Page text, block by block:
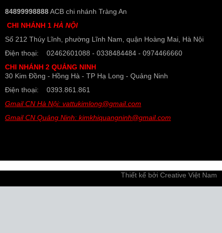
84899998888ACB chi nhánh Tràng An
CHI NHÁNH 1 HÀ NỘI
Số 212 Thúy Lĩnh, phường Lĩnh Nam, quận Hoàng Mai, Hà Nội
Điện thoại: 02462601088 - 0338484484 - 0974466660
CHI NHÁNH 2 QUẢNG NINH
30 Kim Đồng - Hồng Hà - TP Hạ Long - Quảng Ninh
Điện thoại: 0393.861.861
Gmail CN Hà Nội: vattukimlong@gmail.com
Gmail CN Quảng Ninh: kimkhiquangninh@gmail.com
Thiết kế bởi Creative Việt Nam